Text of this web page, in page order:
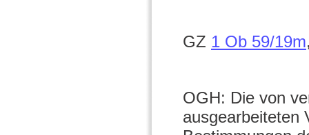
GZ 1 Ob 59/19m
OGH: Die von
ausgearbeiteten